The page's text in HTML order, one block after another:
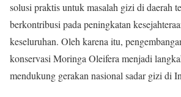
solusi praktis untuk masalah gizi di daerah
berkontribusi pada peningkatan
keseluruhan. Oleh karena itu,
konservasi Moringa Oleifera menjadi
mendukung gerakan nasional sadar gizi di